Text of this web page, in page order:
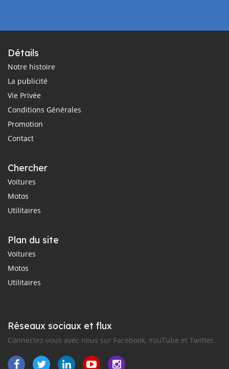
Détails
Notre histoire
La publicité
Vie Privée
Conditions Générales
Promotion
Contact
Chercher
Voitures
Motos
Utilitaires
Plan du site
Voitures
Motos
Utilitaires
Réseaux sociaux et flux
Connectez-vous avec nous sur Facebook, YouTube et Twitter.